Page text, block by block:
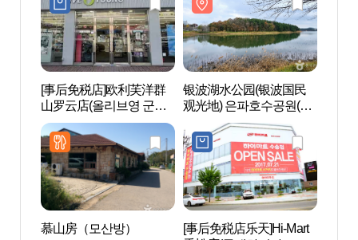
[事后免税店]欧利芙洋群
山罗云店(올리브영 군산
나운점)
银波湖水公园(银波国民
观光地) 은파호수공원(은
파국민관광지)
慕山房（모산방）
[事后免税店乐天]Hi-Mart